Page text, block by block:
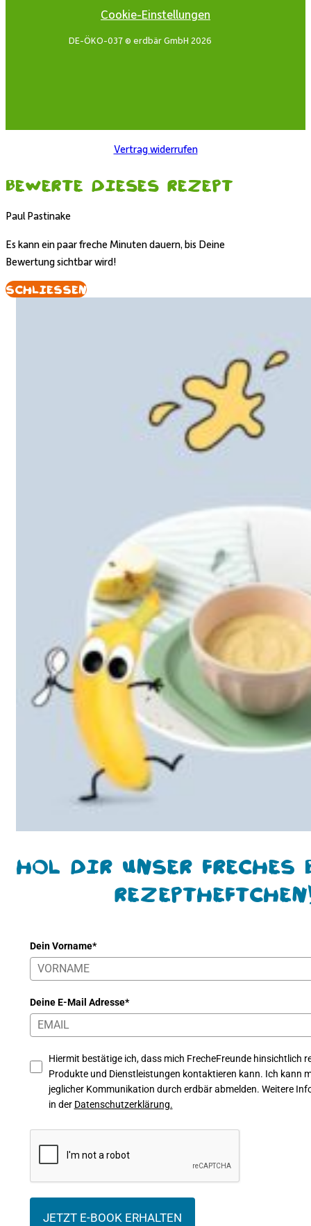
Cookie-Einstellungen
DE-ÖKO-037 © erdbär GmbH 2026
Vertrag widerrufen
Bewerte dieses Rezept
Paul Pastinake
Es kann ein paar freche Minuten dauern, bis Deine
Bewertung sichtbar wird!
Schliessen
Hol Dir unser freches
Dein Vorname*
Deine E-Mail Adresse*
Hiermit bestätige ich, dass mich FrecheFreunde hinsichtlich
Produkte und Dienstleistungen kontaktieren kann. Ich kann
jeglicher Kommunikation durch erdbär abmelden. Weitere
in der Datenschutzerklärung.
JETZT E-BOOK ERHALTEN